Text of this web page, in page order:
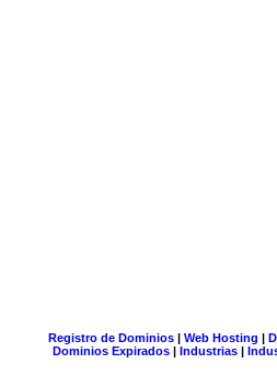
Registro de Dominios| Web Hosting |
Dominios Expirados | Industrias |